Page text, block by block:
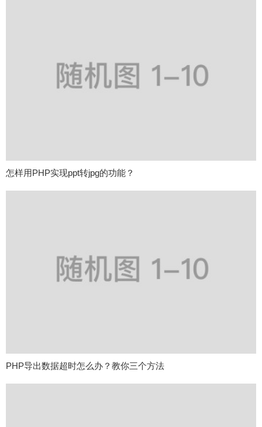
怎样用PHP实现ppt转jpg的功能？
PHP导出数据超时怎么办？教你三个方法